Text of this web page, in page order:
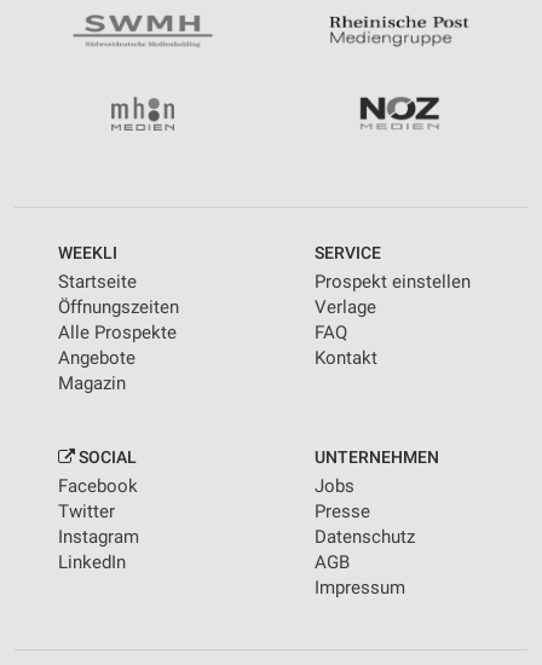
WEEKLI
Startseite
Öffnungszeiten
Alle Prospekte
Angebote
Magazin
SERVICE
Prospekt einstellen
Verlage
FAQ
Kontakt
SOCIAL
Facebook
Twitter
Instagram
LinkedIn
UNTERNEHMEN
Jobs
Presse
Datenschutz
AGB
Impressum